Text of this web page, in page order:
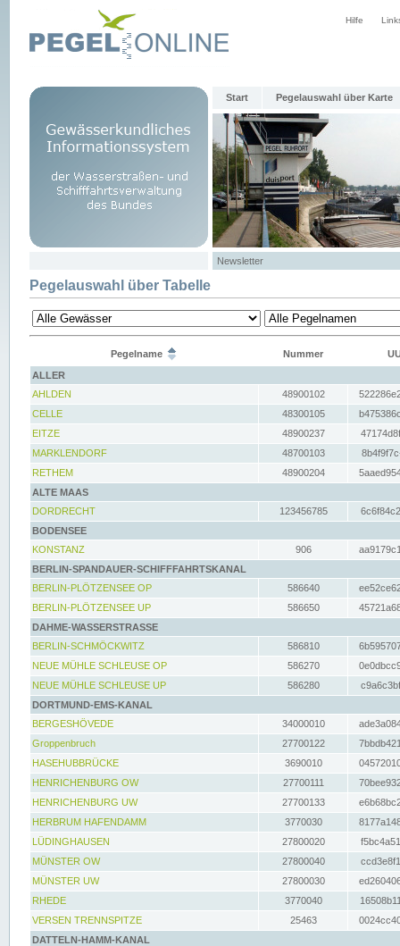
Hilfe
Start Pegelauswahl über Karte
Newsletter
Pegelauswahl über Tabelle
Pegelname Nummer
ALLER
AHLDEN
48900102
CELLE
48300105
EITZE
48900237
MARKLENDORF
48700103
RETHEM
48900204
ALTE MAAS
DORDRECHT
123456785
BODENSEE
KONSTANZ
906
BERLIN-SPANDAUER-SCHIFFFAHRTSKANAL
BERLIN-PLÖTZENSEE OP
586640
BERLIN-PLÖTZENSEE UP
586650
DAHME-WASSERSTRASSE
BERLIN-SCHMÖCKWITZ
586810
NEUE MÜHLE SCHLEUSE OP
586270
NEUE MÜHLE SCHLEUSE UP
586280
DORTMUND-EMS-KANAL
BERGESHÖVEDE
34000010
Groppenbruch
27700122
HASEHUBBRÜCKE
3690010
HENRICHENBURG OW
27700111
HENRICHENBURG UW
27700133
HERBRUM HAFENDAMM
3770030
LÜDINGHAUSEN
27800020
MÜNSTER OW
27800040
MÜNSTER UW
27800030
RHEDE
3770040
VERSEN TRENNSPITZE
25463
DATTELN-HAMM-KANAL